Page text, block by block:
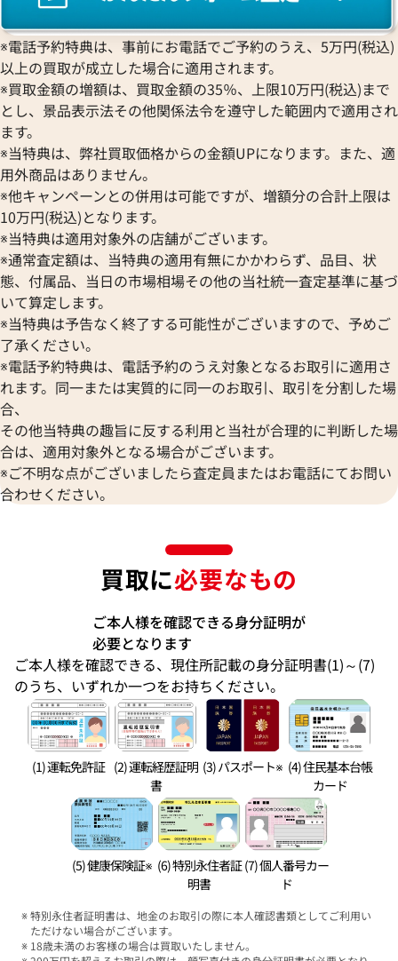
※電話予約特典は、事前にお電話でご予約のうえ、5万円(税込)
以上の買取が成立した場合に適用されます。
※買取金額の増額は、買取金額の35％、上限10万円(税込)まで
とし、景品表示法その他関係法令を遵守した範囲内で適用され
ます。
※当特典は、弊社買取価格からの金額UPになります。また、適
用外商品はありません。
※他キャンペーンとの併用は可能ですが、増額分の合計上限は
10万円(税込)となります。
※当特典は適用対象外の店舗がございます。
※通常査定額は、当特典の適用有無にかかわらず、品目、状
態、付属品、当日の市場相場その他の当社統一査定基準に基づ
いて算定します。
※当特典は予告なく終了する可能性がございますので、予めご
了承ください。
※電話予約特典は、電話予約のうえ対象となるお取引に適用さ
れます。同一または実質的に同一のお取引、取引を分割した場
合、
その他当特典の趣旨に反する利用と当社が合理的に判断した場
合は、適用対象外となる場合がございます。
※ご不明な点がございましたら査定員またはお電話にてお問い
合わせください。
買取に必要なもの
ご本人様を確認できる身分証明が
必要となります
ご本人様を確認できる、現住所記載の身分証明書(1)～(7)
のうち、いずれか一つをお持ちください。
(1) 運転免許証 (2) 運転経歴証明
書
(3) パスポート※ (4) 住民基本台帳
カード
(5) 健康保険証※ (6) 特別永住者証
明書
(7) 個人番号カー
ド
特別永住者証明書は、地金のお取引の際に本人確認書類としてご利用い
ただけない場合がございます。
18歳未満のお客様の場合は買取いたしません。